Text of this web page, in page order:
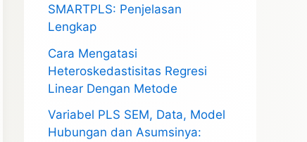
SMARTPLS: Penjelasan
Lengkap
Cara Mengatasi
Heteroskedastisitas Regresi
Linear Dengan Metode
Variabel PLS SEM, Data, Model
Hubungan dan Asumsinya: